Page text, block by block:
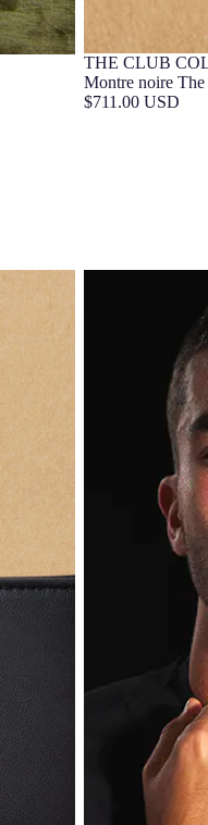
Barça
THE CLUB
Montre noire
$711.00 USD
Bracelet 1957